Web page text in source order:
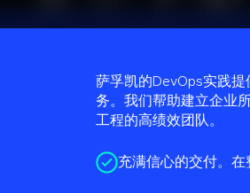
萨孚凯的DevOps实践
务。我们帮助建立企业
工程的高绩效团队。
充满信心的交付。